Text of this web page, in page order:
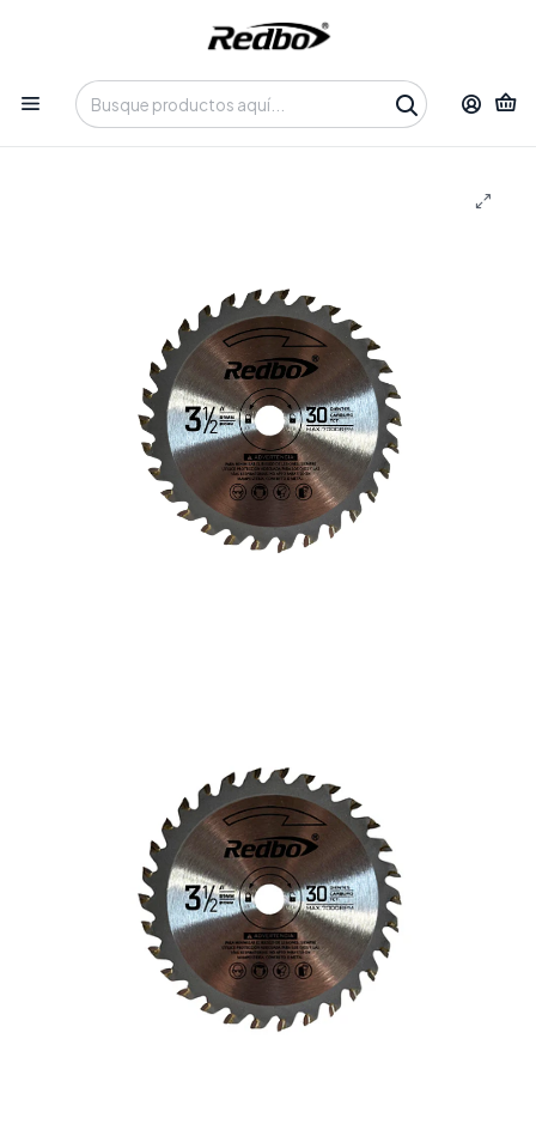
Tienda 100% Online con despacho a domicilio o retiro en
Oficina • Lun-Vie 09:30-14:00 / 15:00-17:30 • 📞 +56 9 3730 2311
Disco sierra circular 3 1/2" 30 dientes REDBO